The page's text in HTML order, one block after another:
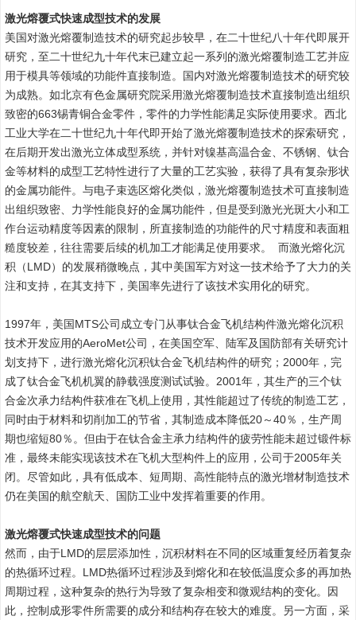
激光熔覆式快速成型技术的发展
美国对激光熔覆制造技术的研究起步较早，在二十世纪八十年代即展开
研究，至二十世纪九十年代末已建立起一系列的激光熔覆制造工艺并应
用于模具等领域的功能件直接制造。国内对激光熔覆制造技术的研究较
为成熟。如北京有色金属研究院采用激光熔覆制造技术直接制造出组织
致密的663锡青铜合金零件，零件的力学性能满足实际使用要求。西北
工业大学在二十世纪九十年代即开始了激光熔覆制造技术的探索研究，
在后期开发出激光立体成型系统，并针对镍基高温合金、不锈钢、钛合
金等材料的成型工艺特性进行了大量的工艺实验，获得了具有复杂形状
的金属功能件。与电子束选区熔化类似，激光熔覆制造技术可直接制造
出组织致密、力学性能良好的金属功能件，但是受到激光光斑大小和工
作台运动精度等因素的限制，所直接制造的功能件的尺寸精度和表面粗
糙度较差，往往需要后续的机加工才能满足使用要求。 而激光熔化沉
积（LMD）的发展稍微晚点，其中美国军方对这一技术给予了大力的关
注和支持，在其支持下，美国率先进行了该技术实用化的研究。
1997年，美国MTS公司成立专门从事钛合金飞机结构件激光熔化沉积
技术开发应用的AeroMet公司，在美国空军、陆军及国防部有关研究计
划支持下，进行激光熔化沉积钛合金飞机结构件的研究；2000年，完
成了钛合金飞机机翼的静载强度测试试验。2001年，其生产的三个钛
合金次承力结构件获准在飞机上使用，其性能超过了传统的制造工艺，
同时由于材料和切削加工的节省，其制造成本降低20～40％，生产周
期也缩短80％。但由于在钛合金主承力结构件的疲劳性能未超过锻件标
准，最终未能实现该技术在飞机大型构件上的应用，公司于2005年关
闭。尽管如此，具有低成本、短周期、高性能特点的激光增材制造技术
仍在美国的航空航天、国防工业中发挥着重要的作用。
激光熔覆式快速成型技术的问题
然而，由于LMD的层层添加性，沉积材料在不同的区域重复经历着复杂
的热循环过程。LMD热循环过程涉及到熔化和在较低温度众多的再加热
周期过程，这种复杂的热行为导致了复杂相变和微观结构的变化。因
此，控制成形零件所需要的成分和结构存在较大的难度。另一方面，采